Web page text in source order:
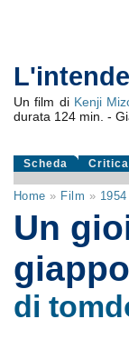
Un film di Kenji
durata 124 min. -
Scheda Critica
Home » Film » 1954
Un
di